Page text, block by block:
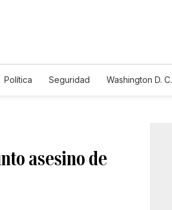
Política Seguridad Washington D. C.
asesino de